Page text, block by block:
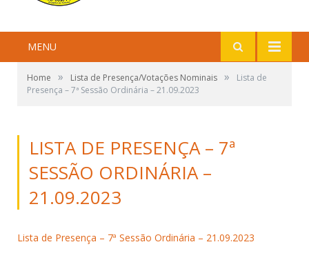
MENU
Home » Lista de Presença/Votações Nominais »
Lista de
Presença – 7ª Sessão Ordinária – 21.09.2023
LISTA DE PRESENÇA – 7ª
SESSÃO ORDINÁRIA –
21.09.2023
Lista de Presença – 7ª Sessão Ordinária – 21.09.2023